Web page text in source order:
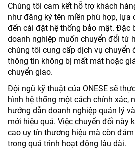
Chúng tôi cam kết hỗ trợ khách
như đăng ký tên miền phù hợp, lựa
đến cài đặt hệ thống bảo mật. Đặc
doanh nghiệp muốn chuyển đổi từ
chúng tôi cung cấp dịch vụ chuyển
thông tin không bị mất mát hoặc
chuyển giao.
Đội ngũ kỹ thuật của ONESE sẽ
hình hệ thống một cách chính xác,
hướng dẫn doanh nghiệp quản lý
mới hiệu quả. Việc chuyển đổi này
cao uy tín thương hiệu mà còn
trong quá trình hoạt động lâu dài.